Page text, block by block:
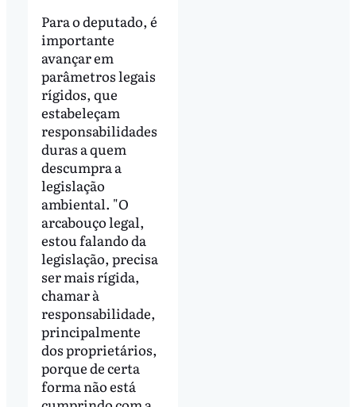
Para o deputado, é
importante
avançar em
parâmetros legais
rígidos, que
estabeleçam
responsabilidades
duras a quem
descumpra a
legislação
ambiental. "O
arcabouço legal,
estou falando da
legislação, precisa
ser mais rígida,
chamar à
responsabilidade,
principalmente
dos proprietários,
porque de certa
forma não está